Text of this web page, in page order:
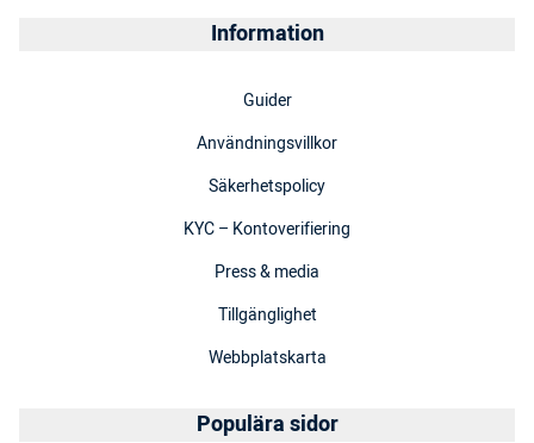
Information
Guider
Användningsvillkor
Säkerhetspolicy
KYC – Kontoverifiering
Press & media
Tillgänglighet
Webbplatskarta
Populära sidor